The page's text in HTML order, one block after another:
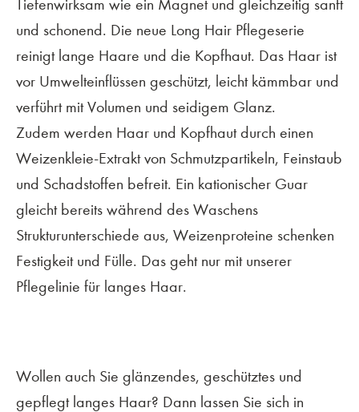
Tiefenwirksam wie ein Magnet und gleichzeitig sanft
und schonend. Die neue Long Hair Pflegeserie
reinigt lange Haare und die Kopfhaut. Das Haar ist
vor Umwelteinflüssen geschützt, leicht kämmbar und
verführt mit Volumen und seidigem Glanz.
Zudem werden Haar und Kopfhaut durch einen
Weizenkleie-Extrakt von Schmutzpartikeln, Feinstaub
und Schadstoffen befreit. Ein kationischer Guar
gleicht bereits während des Waschens
Strukturunterschiede aus, Weizenproteine schenken
Festigkeit und Fülle. Das geht nur mit unserer
Pflegelinie für langes Haar.
Wollen auch Sie glänzendes, geschütztes und
gepflegt langes Haar? Dann lassen Sie sich in